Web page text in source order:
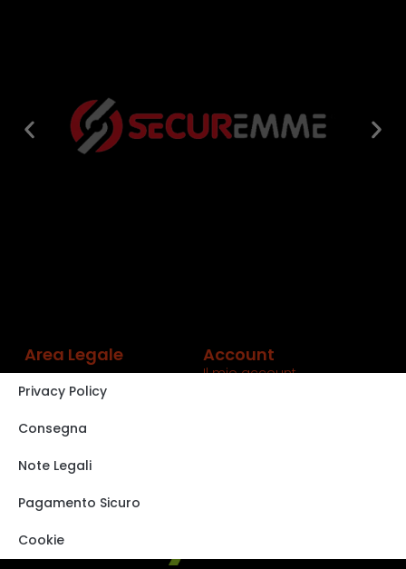
Area Legale
Privacy Policy
Consegna
Note Legali
Pagamento Sicuro
Cookie
Account
Il mio account
VISITA IL NOSTRO